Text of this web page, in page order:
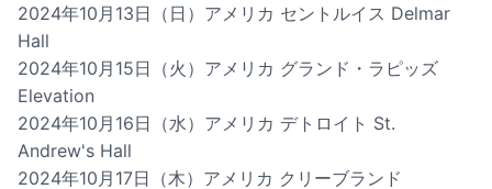
2024年10月13日（日）アメリカ セントルイス Delmar
Hall
2024年10月15日（火）アメリカ グランド・ラピッズ
Elevation
2024年10月16日（水）アメリカ デトロイト St.
Andrew's Hall
2024年10月17日（木）アメリカ クリーブランド